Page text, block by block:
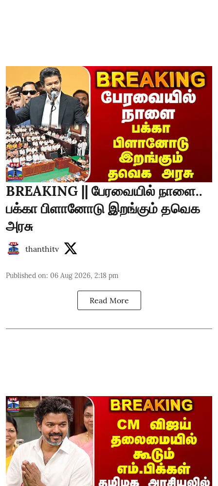
BREAKING || பேரவையில் நாளை..
பக்கா பிளானோடு இறங்கும் தவெக
அரசு
thanthitv
Published on: 06 Aug 2026, 2:18 pm
Read More